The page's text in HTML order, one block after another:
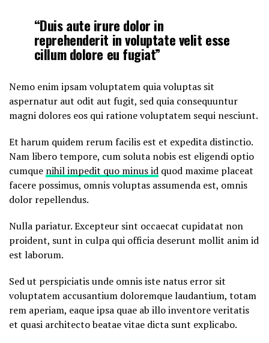
“Duis aute irure dolor in
reprehenderit in voluptate velit esse
cillum dolore eu fugiat”
Nemo enim ipsam voluptatem quia voluptas sit
aspernatur aut odit aut fugit, sed quia consequuntur
magni dolores eos qui ratione voluptatem sequi nesciunt.
Et harum quidem rerum facilis est et expedita distinctio.
Nam libero tempore, cum soluta nobis est eligendi optio
cumque nihil impedit quo minus id quod maxime placeat
facere possimus, omnis voluptas assumenda est, omnis
dolor repellendus.
Nulla pariatur. Excepteur sint occaecat cupidatat non
proident, sunt in culpa qui officia deserunt mollit anim id
est laborum.
Sed ut perspiciatis unde omnis iste natus error sit
voluptatem accusantium doloremque laudantium, totam
rem aperiam, eaque ipsa quae ab illo inventore veritatis
et quasi architecto beatae vitae dicta sunt explicabo.